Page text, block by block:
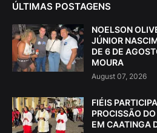
ÚLTIMAS POSTAGENS
NOELSON
JÚNIOR
DE 6 DE
MOURA
August 07, 2026
FIÉIS
PROCISSÃO
EM CAATINGA